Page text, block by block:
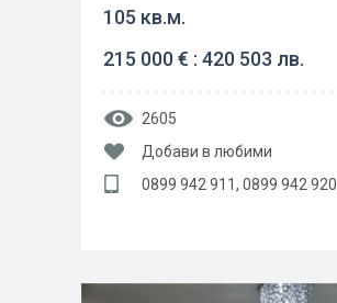
105 кв.м.
215 000 € : 420 503 лв.
2605
Добави в любими
0899 942 911, 0899 942 920